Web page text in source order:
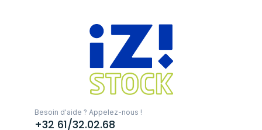
Besoin d'aide ? Appelez-nous !
+32 61/32.02.68